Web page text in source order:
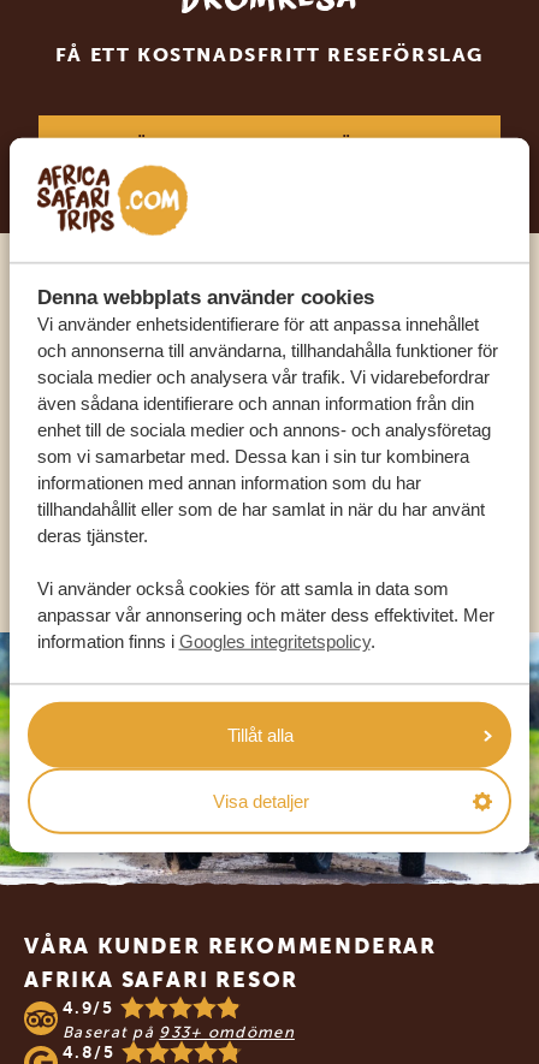
Denna webbplats använder cookies
Vi använder enhetsidentifierare för att anpassa innehållet
och annonserna till användarna, tillhandahålla funktioner för
sociala medier och analysera vår trafik. Vi vidarebefordrar
även sådana identifierare och annan information från din
enhet till de sociala medier och annons- och analysföretag
som vi samarbetar med. Dessa kan i sin tur kombinera
informationen med annan information som du har
tillhandahållit eller som de har samlat in när du har använt
deras tjänster.
Vi använder också cookies för att samla in data som
anpassar vår annonsering och mäter dess effektivitet. Mer
information finns i Googles integritetspolicy.
Tillåt alla
Visa detaljer
FÅ ETT KOSTNADSFRITT RESEFÖRSLAG
BÖRJA PLANERA DIN DRÖMRESA
Ring en av våra experter
VÅRA SPECIALISTER FINNS HÄR FÖR ATT
HJÄLPA DIG
SV:+31 174 788 101
Footer
VÅRA KUNDER REKOMMENDERAR
AFRIKA SAFARI RESOR
4.9/5
Baserat på 933+ omdömen
4.8/5